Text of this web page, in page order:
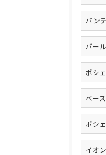
パン
パー
ポシ
ベー
ポシ
イオ